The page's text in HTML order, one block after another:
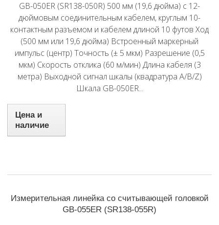
GB-050ER (SR138-050R) 500 мм (19,6 дюйма) с 12-
дюймовым соединительным кабелем, круглым 10-
контактным разъемом и кабелем длиной 10 футов Ход
(500 мм или 19,6 дюйма) Встроенный маркерный
импульс (центр) Точность (± 5 мкм) Разрешение (0,5
мкм) Скорость отклика (60 м/мин) Длина кабеля (3
метра) Выходной сигнал шкалы (квадратура A/B/Z)
Шкала GB-050ER...
Цена и
наличие
Измерительная линейка со считывающей головкой
GB-055ER (SR138-055R)